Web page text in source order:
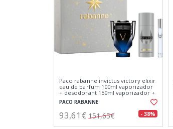
Paco rabanne invictus victory elixir
eau de parfum 100ml vaporizador
+ desodorant 150ml vaporizador +
miniatura 10ml
PACO RABANNE
93,61€ 151,65€ - 38%